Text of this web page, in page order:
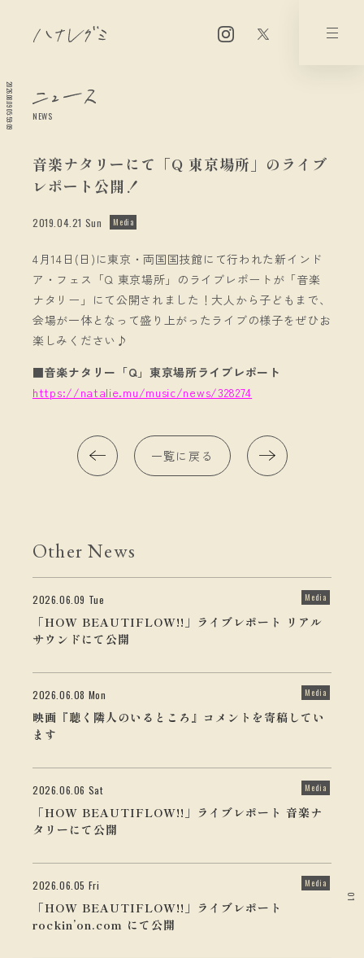
2026.08.09 05:59:09
01
NEWS
音楽ナタリーにて「Q 東京場所」のライブ
レポート公開！
2019.04.21 Sun Media
4月14日(日)に東京・両国国技館にて行われた新インド
ア・フェス「Q 東京場所」のライブレポートが「音楽
ナタリー」にて公開されました！大人から子どもまで、
会場が一体となって盛り上がったライブの様子をぜひお
楽しみください♪
■音楽ナタリー「Q」東京場所ライブレポート
https://natalie.mu/music/news/328274
一覧に戻る
Other News
2026.06.09 Tue Media
「HOW BEAUTIFLOW!!」ライブレポート リアル
サウンドにて公開
2026.06.08 Mon Media
映画『聴く隣人のいるところ』コメントを寄稿してい
ます
2026.06.06 Sat Media
「HOW BEAUTIFLOW!!」ライブレポート 音楽ナ
タリーにて公開
2026.06.05 Fri Media
「HOW BEAUTIFLOW!!」ライブレポート
rockin’on.com にて公開